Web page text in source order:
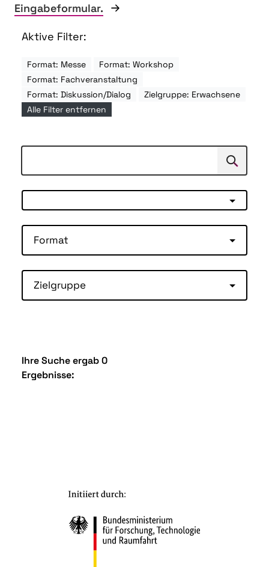
Eingabeformular.
Aktive Filter:
Format: Messe
Format: Workshop
Format: Fachveranstaltung
Format: Diskussion/Dialog
Zielgruppe: Erwachsene
Alle Filter entfernen
Suchen
Format
Zielgruppe
Ihre Suche ergab 0
Ergebnisse: